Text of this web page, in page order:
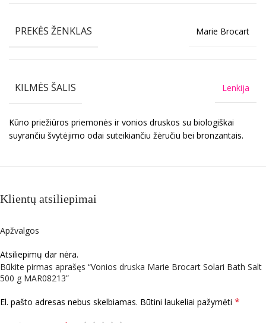
PREKĖS ŽENKLAS Marie Brocart
KILMĖS ŠALIS Lenkija
Kūno priežiūros priemonės ir vonios druskos su biologiškai
suyrančiu švytėjimo odai suteikiančiu žėručiu bei bronzantais.
Klientų atsiliepimai
Apžvalgos
Atsiliepimų dar nėra.
Būkite pirmas aprašęs “Vonios druska Marie Brocart Solari Bath Salt
500 g MAR08213”
El. pašto adresas nebus skelbiamas. Būtini laukeliai pažymėti *